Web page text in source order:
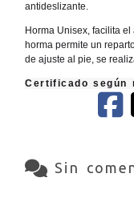
antideslizante.
Horma Unisex, facilita
horma permite un
de ajuste al pie, se
Certificado según
Sin